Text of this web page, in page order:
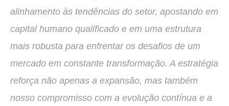
alinhamento às tendências do setor, apostando em
capital humano qualificado e em uma estrutura
mais robusta para enfrentar os desafios de um
mercado em constante transformação. A estratégia
reforça não apenas a expansão, mas também
nosso compromisso com a evolução contínua e a